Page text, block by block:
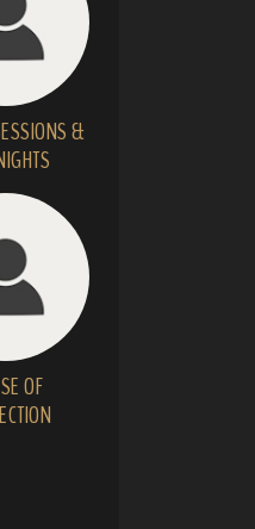
&
OF